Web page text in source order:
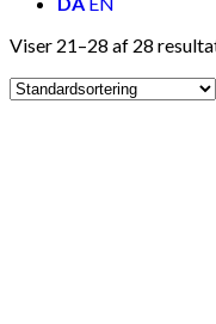
Viser 21–28 af 28